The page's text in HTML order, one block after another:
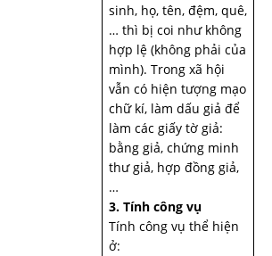
sinh, họ, tên, đệm, quê,
… thì bị coi như không
hợp lệ (không phải của
mình). Trong xã hội
vẫn có hiện tượng mạo
chữ kí, làm dấu giả để
làm các giấy tờ giả:
bằng giả, chứng minh
thư giả, hợp đồng giả,
…
3. Tính công vụ
Tính công vụ thể hiện
ở: